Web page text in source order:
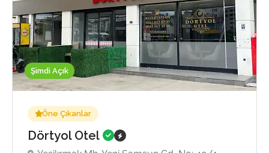
Şimdi Açık
Öne Çıkanlar
Dörtyol Otel